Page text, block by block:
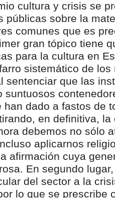
cultura y crisis se
públicas sobre la
comunes que es
gran tópico tiene
para la cultura en
sistemático de los
sentenciar que las
suntuosos
dado a fastos de
en definitiva, la
debemos no sólo
aplicarnos
afirmación cuya
En segundo
del sector a la
lo que se prescribe